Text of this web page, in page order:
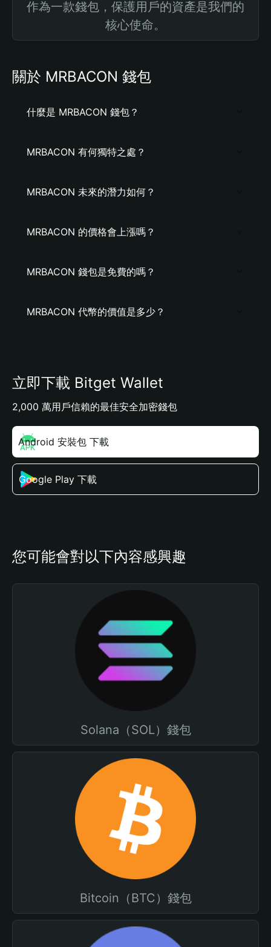
作為一款錢包，保護用戶的資產是我們的
核心使命。
關於 MRBACON 錢包
什麼是 MRBACON 錢包？
MRBACON 有何獨特之處？
MRBACON 未來的潛力如何？
MRBACON 的價格會上漲嗎？
MRBACON 錢包是免費的嗎？
MRBACON 代幣的價值是多少？
立即下載 Bitget Wallet
2,000 萬用戶信賴的最佳安全加密錢包
Android 安裝包 下載
Google Play 下載
您可能會對以下內容感興趣
Solana（SOL）錢包
Bitcoin（BTC）錢包